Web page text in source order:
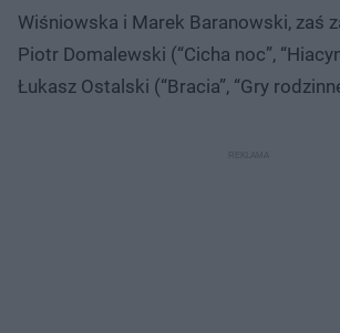
Wiśniowska i Marek Baranowski, zaś
Piotr Domalewski (“Cicha noc”,
Łukasz Ostalski (“Bracia”, “Gry